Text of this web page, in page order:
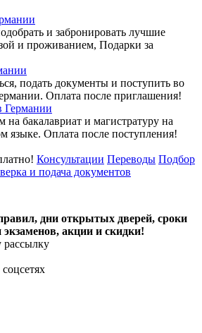
и забронировать лучшие
и проживанием, Подарки за
подать документы и поступить во
Оплата после приглашения!
Германии
на бакалавриат и магистратуру на
языке. Оплата после поступления!
Консультации Переводы Подбор
и подача документов
дни открытых дверей, сроки
акции и скидки!